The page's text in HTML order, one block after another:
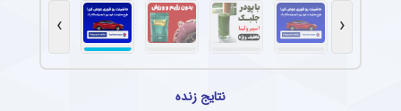
‹
›
نتایج زنده